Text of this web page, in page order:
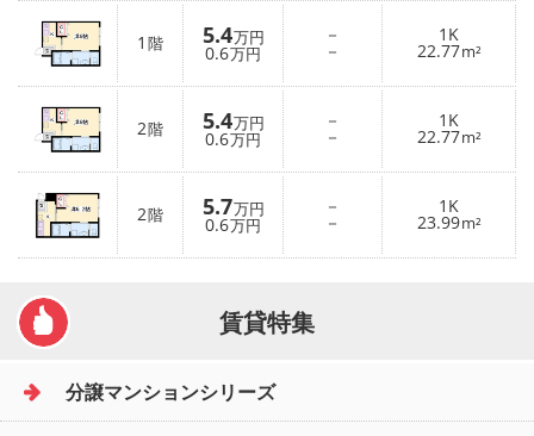
1 階 5.4万円
0.6万円
－
－
1K
22.77m²
2階 5.4万円
0.6万円
－
－
1K
22.77m²
2階 5.7万円
0.6万円
－
－
1K
23.99m²
賃貸特集
分譲マンションシリーズ